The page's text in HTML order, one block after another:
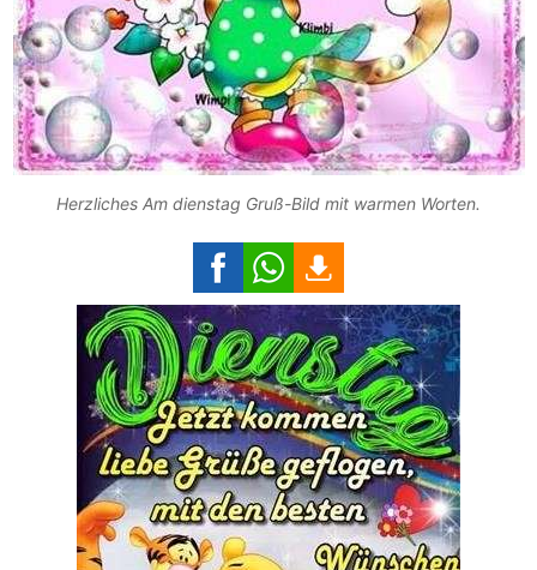
Herzliches Am dienstag Gruß-Bild mit warmen Worten.